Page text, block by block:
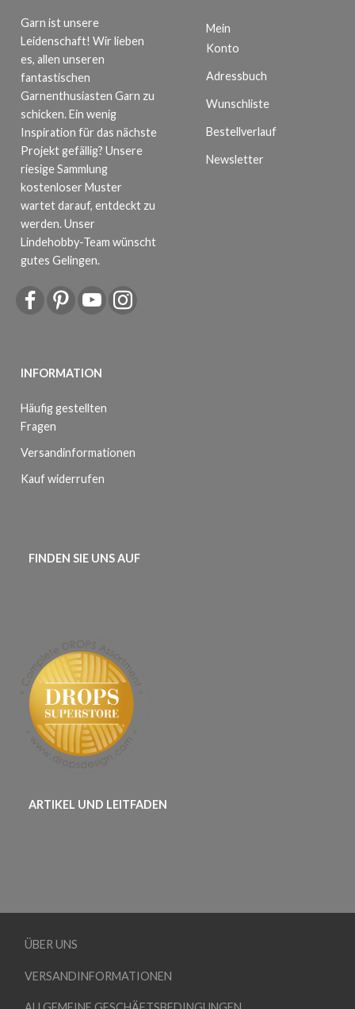
Garn ist unsere
Leidenschaft! Wir lieben
es, allen unseren
fantastischen
Garnenthusiasten Garn zu
schicken. Ein wenig
Inspiration für das nächste
Projekt gefällig? Unsere
riesige Sammlung
kostenloser Muster
wartet darauf, entdeckt zu
werden. Unser
Lindehobby-Team wünscht
gutes Gelingen.
INFORMATION
Häufig gestellten
Fragen
Versandinformationen
Kauf widerrufen
Mein
Konto
Adressbuch
Wunschliste
Bestellverlauf
Newsletter
FINDEN SIE UNS AUF
ARTIKEL UND LEITFADEN
ÜBER UNS
VERSANDINFORMATIONEN